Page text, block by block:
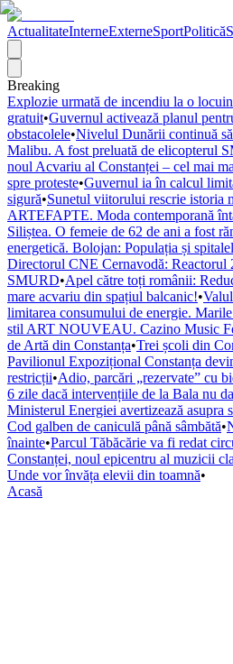
ActualitateInterneExterneSportPolitică
Breaking
Explozie urmată de incendiu la o
gratuit•Guvernul activează planul
obstacolele•Nivelul Dunării continuă
Malibu. A fost preluată de elicopterul
noul Acvariu al Constanței – cel mai
spre proteste•Guvernul ia în calcul
sigură•Sunetul viitorului rescrie istoria
ARTEFAPTE. Moda contemporană
Siliștea. O femeie de 62 de ani a fost
energetică. Bolojan: Populația și
Directorul CNE Cernavodă: Reactorul
SMURD•Apel către toți românii:
mare acvariu din spațiul balcanic!•
limitarea consumului de energie.
stil ART NOUVEAU. Cazino Music
de Artă din Constanța•Trei școli din
Pavilionul Expozițional Constanța
restricții•Adio, parcări „rezervate” cu
6 zile dacă intervențiile de la Bala nu
Ministerul Energiei avertizează asupra
Cod galben de caniculă până sâmbătă•
înainte•Parcul Tăbăcărie va fi redat
Constanței, noul epicentru al muzicii
Unde vor învăța elevii din toamnă•
Acasă